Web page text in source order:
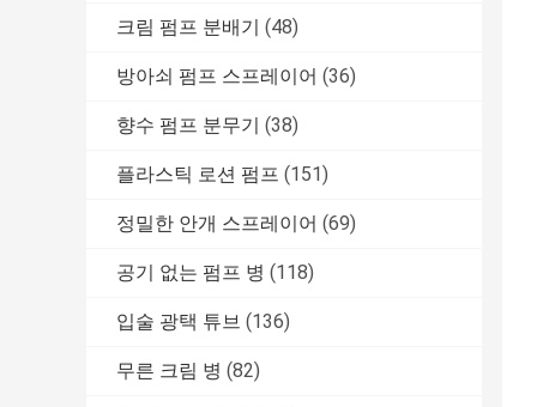
크림 펌프 분배기 (48)
방아쇠 펌프 스프레이어 (36)
향수 펌프 분무기 (38)
플라스틱 로션 펌프 (151)
정밀한 안개 스프레이어 (69)
공기 없는 펌프 병 (118)
입술 광택 튜브 (136)
무른 크림 병 (82)